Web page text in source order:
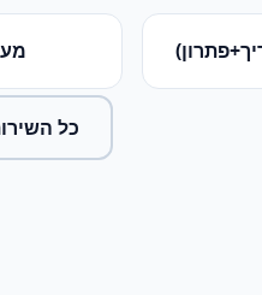
כל